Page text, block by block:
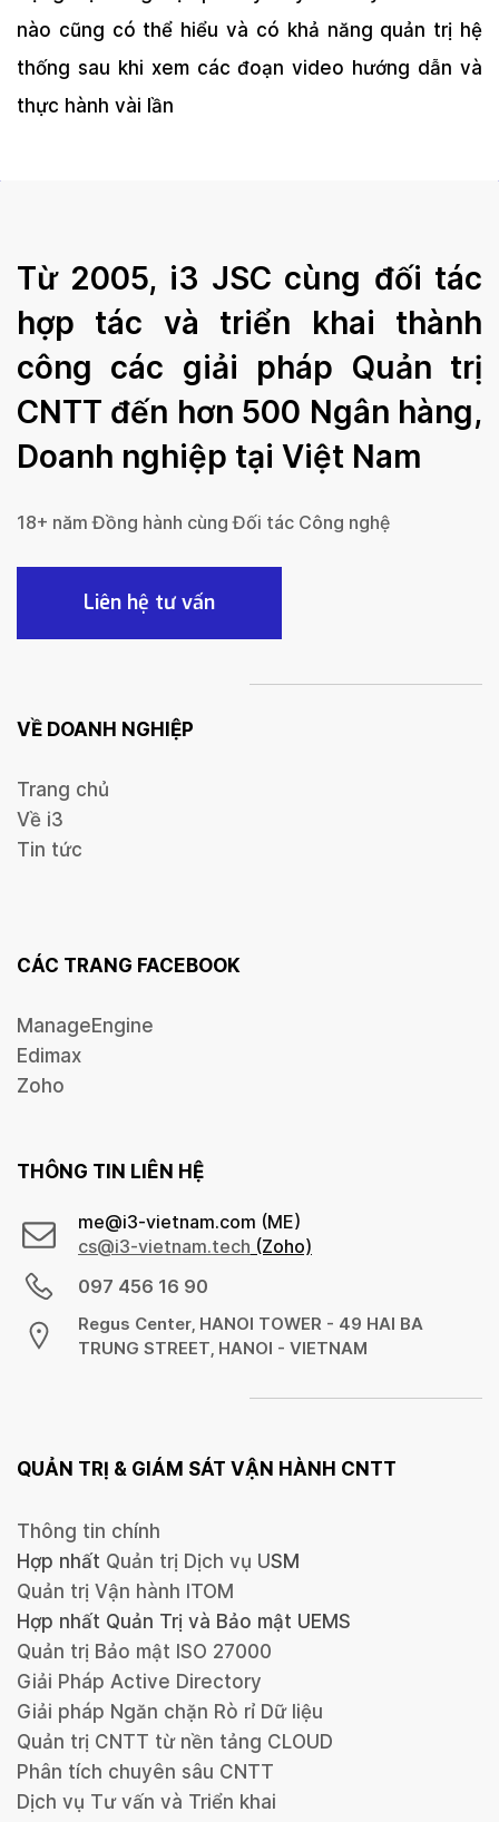
nào cũng có thể hiểu và có khả năng quản trị hệ
thống sau khi xem các đoạn video hướng dẫn và
thực hành vài lần
Từ 2005, i3 JSC cùng đối tác
hợp tác và triển khai thành
công các giải pháp Quản trị
CNTT đến hơn 500 Ngân hàng,
Doanh nghiệp tại Việt Nam
18+ năm Đồng hành cùng Đối tác Công nghệ
Liên hệ tư vấn
VỀ DOANH NGHIỆP
Trang chủ
Về i3
Tin tức
CÁC TRANG FACEBOOK
ManageEngine
Edimax
Zoho
THÔNG TIN LIÊN HỆ
me@i3-vietnam.com (ME)
cs@i3-vietnam.tech (Zoho)
097 456 16 90
Regus Center, HANOI TOWER - 49 HAI BA
TRUNG STREET, HANOI - VIETNAM
QUẢN TRỊ & GIÁM SÁT VẬN HÀNH CNTT
Thông tin chính
Hợp nhất Quản trị Dịch vụ USM
Quản trị Vận hành ITOM
Hợp nhất Quản Trị và Bảo mật UEMS
Quản trị Bảo mật ISO 27000
Giải Pháp Active Directory
Giải pháp Ngăn chặn Rò rỉ Dữ liệu
Quản trị CNTT từ nền tảng CLOUD
Phân tích chuyên sâu CNTT
Dịch vụ Tư vấn và Triển khai